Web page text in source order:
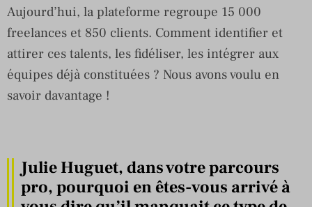
Aujourd’hui, la plateforme regroupe 15 000
freelances et 850 clients. Comment identifier et
attirer ces talents, les fidéliser, les intégrer aux
équipes déjà constituées ? Nous avons voulu en
savoir davantage !
Julie Huguet, dans votre parcours
pro, pourquoi en êtes-vous arrivé à